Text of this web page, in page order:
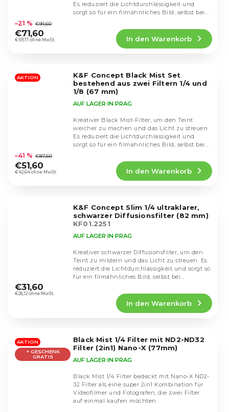
durchschnittliche
Produktbewertung
ist
Sternen.
€59,17 ohne MwSt.
–21 % €91,60
€71,60
In den Warenkorb
Es reduziert die Lichtdurchlässigkeit und
sorgt so für ein filmähnliches Bild, selbst bei...
AKTION
K&F Concept Black Mist Set
bestehend aus zwei Filtern 1/4 und
1/8 (67 mm)
durchschnittliche
Produktbewertung
ist
AUF LAGER IN PRAG
€42,64 ohne MwSt.
–41 % €87,60
€51,60
In den Warenkorb
Kreativer Black Mist-Filter, um den Teint
weicher zu machen und das Licht zu streuen.
Es reduziert die Lichtdurchlässigkeit und
sorgt so für ein filmähnliches Bild, selbst bei...
K&F Concept Slim 1/4 ultraklarer,
schwarzer Diffusionsfilter (82 mm)
KF01.2251
durchschnittliche
Produktbewertung
Sternen.
AUF LAGER IN PRAG
€26,12 ohne MwSt.
€31,60
In den Warenkorb
Kreativer schwarzer Diffusionsfilter, um den
Teint zu mildern und das Licht zu streuen. Es
reduziert die Lichtdurchlässigkeit und sorgt so
für ein filmähnliches Bild, selbst bei...
AKTION
+ GESCHENK
GRATIS
Black Mist 1/4 Filter mit ND2-ND32
Filter (2in1) Nano-X (77mm)
AUF LAGER IN PRAG
Black Mist 1/4 Filter bedeckt mit Nano-X ND2-
32 Filter als eine super 2in1 Kombination für
Videofilmer und Fotografen, die zwei Filter
auf einmal kaufen möchten.